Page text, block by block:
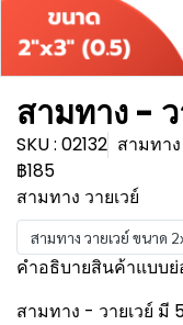
สามทาง -
SKU : 02132 สามทา
฿185
สามทาง วายเวย์
สามทาง วายเวย์ ขนาด
คำอธิบายสินค้าแบบย่
สามทาง - วายเวย์ มี